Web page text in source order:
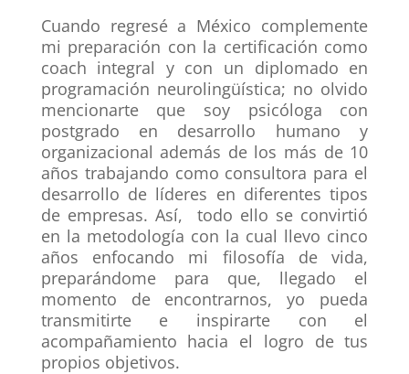
Cuando regresé a México complemente
mi preparación con la certificación como
coach integral y con un diplomado en
programación neurolingüística; no olvido
mencionarte que soy psicóloga con
postgrado en desarrollo humano y
organizacional además de los más de 10
años trabajando como consultora para el
desarrollo de líderes en diferentes tipos
de empresas. Así, todo ello se convirtió
en la metodología con la cual llevo cinco
años enfocando mi filosofía de vida,
preparándome para que, llegado el
momento de encontrarnos, yo pueda
transmitirte e inspirarte con el
acompañamiento hacia el logro de tus
propios objetivos.